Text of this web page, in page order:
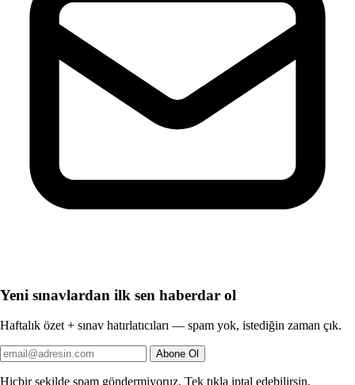
Yeni sınavlardan ilk sen haberdar ol
Haftalık özet + sınav hatırlatıcıları — spam yok, istediğin zaman çık.
Abone Ol
Hiçbir şekilde spam göndermiyoruz. Tek tıkla iptal edebilirsin.